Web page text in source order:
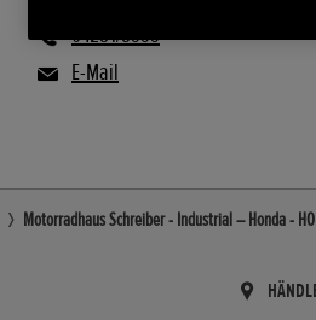
04281/8555
E-Mail
Motorradhaus Schreiber - Industrial – Honda -